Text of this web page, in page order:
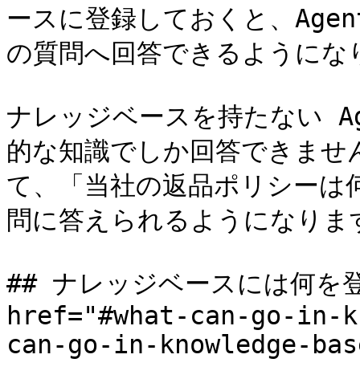
ースに登録しておくと、
の質問へ回答できるようにな
ナレッジベースを持たない
的な知識でしか回答できま
て、「当社の返品ポリシーは
問に答えられるようになりま
## ナレッジベースには何を
href="#what-can-go-in-
can-go-in-knowledge-